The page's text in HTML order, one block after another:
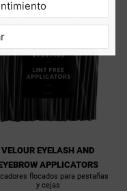
VELOUR EYELASH AND
APPLICATORS
flocados para pestañas
y cejas